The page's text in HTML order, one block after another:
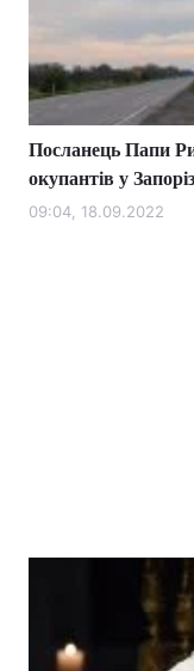
Посланець Папи
окупантів у
09:04, 18.09.2022